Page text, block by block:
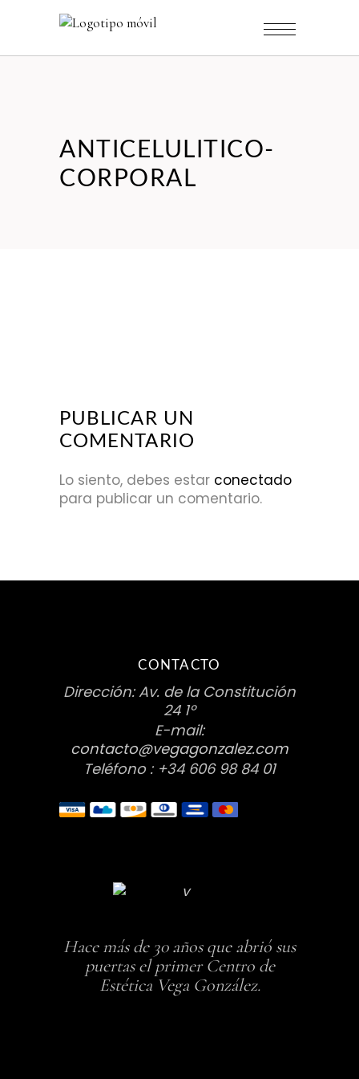
ANTICELULITICO-
CORPORAL
PUBLICAR UN
COMENTARIO
Lo siento, debes estar conectado
para publicar un comentario.
CONTACTO
Dirección: Av. de la Constitución
24 1º
E-mail:
contacto@vegagonzalez.com
Teléfono : +34 606 98 84 01
Hace más de 30 años que abrió sus
puertas el primer Centro de
Estética Vega González.